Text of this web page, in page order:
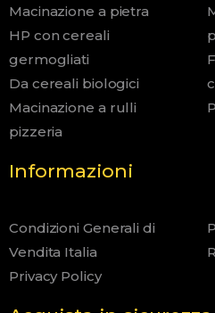
Macinazione a pietra
HP con cereali
germogliati
Da cereali biologici
Macinazione a rulli
pizzeria
Informazioni
Condizioni Generali di
Vendita Italia
Privacy Policy